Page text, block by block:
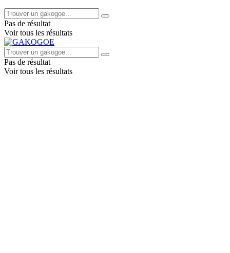
Pas de résultat
Voir tous les résultats
Pas de résultat
Voir tous les résultats